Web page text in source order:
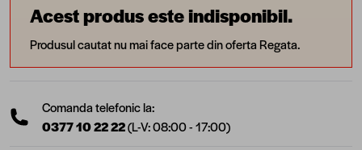
Acest produs este indisponibil.
Produsul cautat nu mai face parte din oferta Regata.
Comanda telefonic la:
0377 10 22 22(L-V: 08:00 - 17:00)